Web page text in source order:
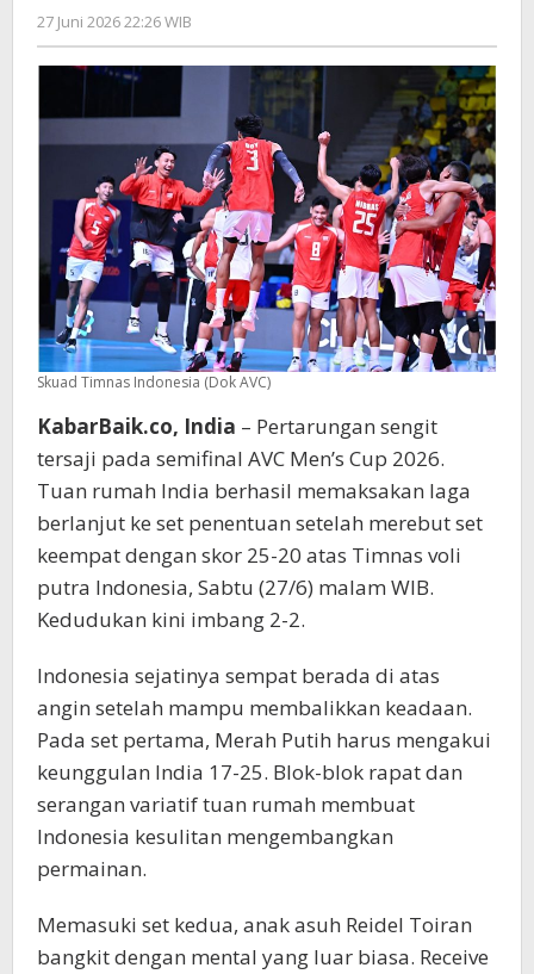
India
Paksa
Indonesia
Main
Lima
Set
27 Juni 2026 22:26 WIB
Hardy
Skuad Timnas Indonesia (Dok AVC)
KabarBaik.co, India – Pertarungan sengit
tersaji pada semifinal AVC Men’s Cup 2026.
Tuan rumah India berhasil memaksakan laga
berlanjut ke set penentuan setelah merebut set
keempat dengan skor 25-20 atas Timnas voli
putra Indonesia, Sabtu (27/6) malam WIB.
Kedudukan kini imbang 2-2.
Indonesia sejatinya sempat berada di atas
angin setelah mampu membalikkan keadaan.
Pada set pertama, Merah Putih harus mengakui
keunggulan India 17-25. Blok-blok rapat dan
serangan variatif tuan rumah membuat
Indonesia kesulitan mengembangkan
permainan.
Memasuki set kedua, anak asuh Reidel Toiran
bangkit dengan mental yang luar biasa. Receive